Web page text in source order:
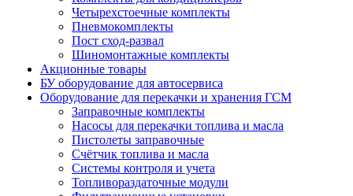
Четырехстоечные комплекты
Пневмокомплекты
Пост сход-развал
Шиномонтажные комплекты
Акционные товары
БУ оборудование для автосервиса
Оборудование для перекачки и хранения ГСМ
Заправочные комплекты
Насосы для перекачки топлива и масла
Пистолеты заправочные
Счётчик топлива и масла
Системы контроля и учета
Топливораздаточные модули